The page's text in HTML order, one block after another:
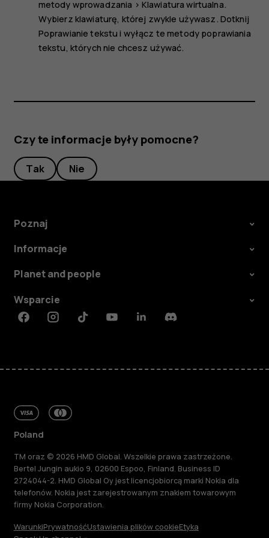
metody wprowadzania > Klawiatura wirtualna.
Wybierz klawiaturę, której zwykle używasz. Dotknij
Poprawianie tekstu i wyłącz te metody poprawiania
tekstu, których nie chcesz używać.
Czy te informacje były pomocne?
Tak Nie
Poznaj
Informacje
Planet and people
Wsparcie
FacebookInstagramTiktokYoutubeLinkedinDiscord
Poland
TM oraz © 2026 HMD Global. Wszelkie prawa zastrzeżone.
Bertel Jungin aukio 9, 02600 Espoo, Finland. Business ID
2724044-2. HMD Global Oy jest licencjobiorcą marki Nokia dla
telefonów. Nokia jest zarejestrowanym znakiem towarowym
firmy Nokia Corporation.
WarunkiPrywatnośćUstawienia plików cookieEtyka